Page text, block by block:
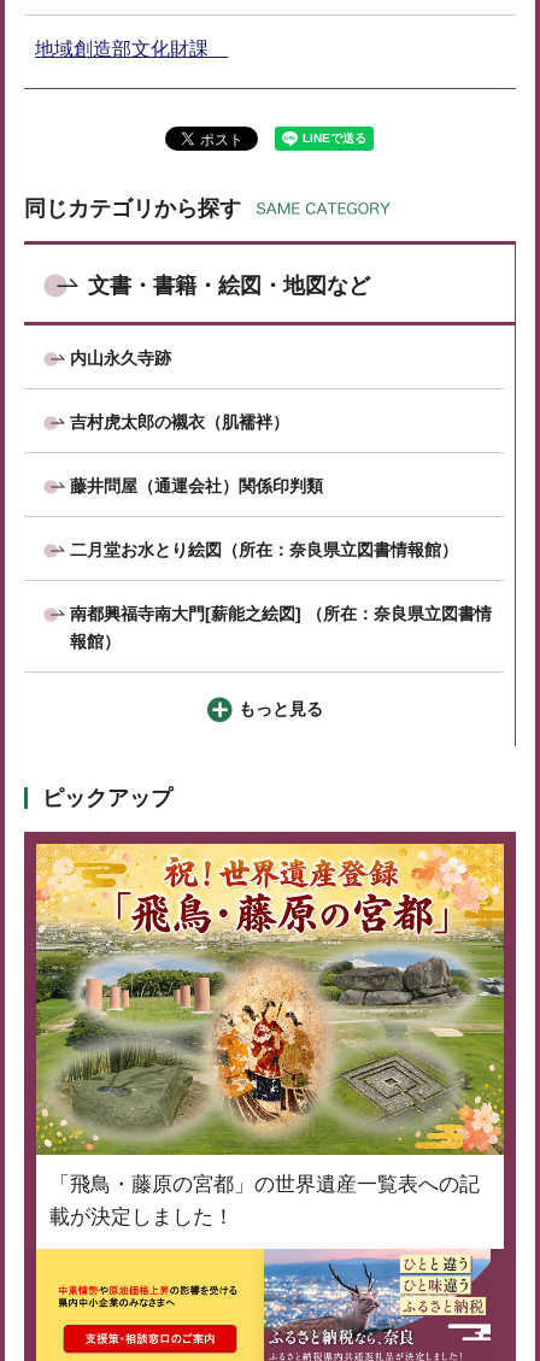
地域創造部文化財課
同じカテゴリから探す
文書・書籍・絵図・地図など
内山永久寺跡
吉村虎太郎の襯衣（肌襦袢）
藤井問屋（通運会社）関係印判類
二月堂お水とり絵図（所在：奈良県立図書情報館）
南都興福寺南大門[薪能之絵図] （所在：奈良県立図書情
報館）
もっと見る
ピックアップ
「飛鳥・藤原の宮都」の世界遺産一覧表への記
載が決定しました！